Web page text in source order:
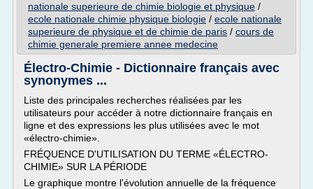
nationale superieure de chimie biologie et physique /
ecole nationale chimie physique biologie / ecole nationale
superieure de physique et de chimie de paris / cours de
chimie generale premiere annee medecine
Électro-Chimie - Dictionnaire français avec
synonymes ...
Liste des principales recherches réalisées par les
utilisateurs pour accéder à notre dictionnaire français en
ligne et des expressions les plus utilisées avec le mot
«électro-chimie».
FRÉQUENCE D'UTILISATION DU TERME «ÉLECTRO-
CHIMIE» SUR LA PÉRIODE
Le graphique montre l'évolution annuelle de la fréquence